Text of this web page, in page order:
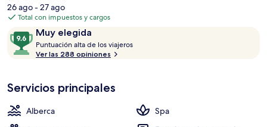
desayuno y la comida. Otros servicios y amenidades a destacar de
esta propiedad de lujo son sus 2 bares junto a la alberca, su bar en la
playa y su sala de fitness. A otros visitantes les encanta el personal
amable.
precio
total
de
$786
26 ago - 27 ago
Total con impuestos y cargos
OpinionesMuy elegida
9.6
de
10,
elegida
Puntuación alta de los viajeros
c
Ver las 288 opiniones
Servicios principales
Alberca
Spa